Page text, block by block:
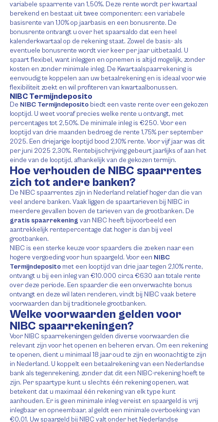
variabele spaarrente van 1,50%. Deze rente wordt per kwartaal
berekend en bestaat uit twee componenten: een variabele
basisrente van 1,10% op jaarbasis en een bonusrente. De
bonusrente ontvangt u over het spaarsaldo dat een heel
kalenderkwartaal op de rekening staat. Zowel de basis- als
eventuele bonusrente wordt vier keer per jaar uitbetaald. U
spaart flexibel, want inleggen en opnemen is altijd mogelijk, zonder
kosten en zonder minimale inleg. De Kwartaalspaarrekening is
eenvoudig te koppelen aan uw betaalrekening en is ideaal voor wie
flexibiliteit zoekt en wil profiteren van kwartaalbonussen.
NIBC Termijndeposito
De NIBC Termijndeposito biedt een vaste rente over een gekozen
looptijd. U weet vooraf precies welke rente u ontvangt, met
percentages tot 2,50%. De minimale inleg is €250. Voor een
looptijd van drie maanden bedroeg de rente 1,75% per september
2025. Een driejarige looptijd bood 2,10% rente. Voor vijf jaar was dit
per juni 2025 2,30%. Rentebijschrijving gebeurt jaarlijks of aan het
einde van de looptijd, afhankelijk van de gekozen termijn.
Hoe verhouden de NIBC spaarrentes
zich tot andere banken?
De NIBC spaarrentes zijn in Nederland relatief hoger dan die van
veel andere banken. Vaak liggen de spaartarieven bij NIBC in
meerdere gevallen boven de tarieven van de grootbanken. De
gratis spaarrekening van NIBC heeft bijvoorbeeld een
aantrekkelijk rentepercentage dat hoger is dan bij veel
grootbanken.
NIBC is een sterke keuze voor spaarders die zoeken naar een
hogere vergoeding voor hun spaargeld. Voor een NIBC
Termijndeposito met een looptijd van drie jaar tegen 2,10% rente,
ontvangt u bij een inleg van €10.000 circa €630 aan totale rente
over deze periode. Een spaarder die een onverwachte bonus
ontvangt en deze wil laten renderen, vindt bij NIBC vaak betere
voorwaarden dan bij traditionele grootbanken.
Welke voorwaarden gelden voor
NIBC spaarrekeningen?
Voor NIBC spaarrekeningen gelden diverse voorwaarden die
relevant zijn voor het openen en beheren ervan. Om een rekening
te openen, dient u minimaal 18 jaar oud te zijn en woonachtig te zijn
in Nederland. U koppelt een betaalrekening van een Nederlandse
bank als tegenrekening, zonder dat dit een NIBC-rekening hoeft te
zijn. Per spaartype kunt u slechts één rekening openen, wat
betekent dat u maximaal één rekening van elk type kunt
aanhouden. Er is geen minimale inleg vereist en spaargeld is vrij
inlegbaar en opneembaar, al geldt een minimale overboeking van
€0,01. Uw spaargeld bij NIBC valt onder het Nederlandse